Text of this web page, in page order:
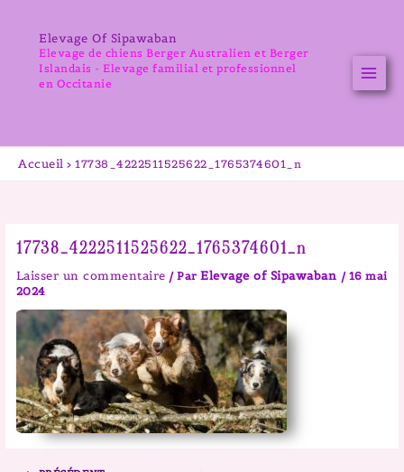
contenuElevage Of Sipawaban
Elevage de chiens Berger Australien et Berger
Islandais - Elevage familial et professionnel
en Occitanie
Accueil 17738_4222511525622_1765374601_n
17738_4222511525622_1765374601_n
Laisser un commentaire / ParElevage of Sipawaban / 16 mai
2024